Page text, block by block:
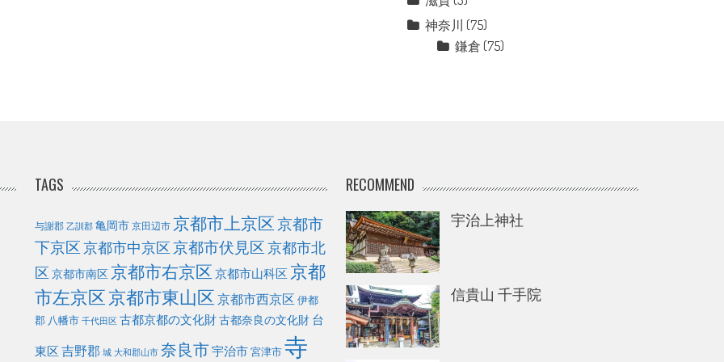
神奈川 (75)
鎌倉 (75)
TAGS
与謝郡 乙訓郡 亀岡市 京田辺市 京都市上京区京都市
下京区京都市中京区京都市伏見区京都市北
区 京都市南区 京都市右京区 京都市山科区 京都
市左京区京都市東山区 京都市西京区 伊都
郡 八幡市 千代田区 古都京都の文化財古都奈良の文化財 台
東区 吉野郡 城 大和郡山市 奈良市宇治市 宮津市 寺
RECOMMEND
宇治上神社
信貴山 千手院